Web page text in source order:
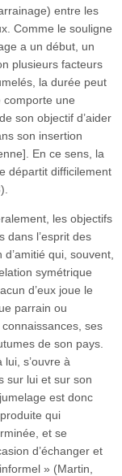
entre les
Comme le souligne
a un début, un
plusieurs facteurs
la durée peut
comporte une
son objectif d’aider
son insertion
En ce sens, la
départit difficilement
les objectifs
dans l’esprit des
qui, souvent,
symétrique
d’eux joue le
parrain ou
ses
de son pays.
s’ouvre à
sur lui et sur son
est donc
qui
et se
d’échanger et
» (Martin,